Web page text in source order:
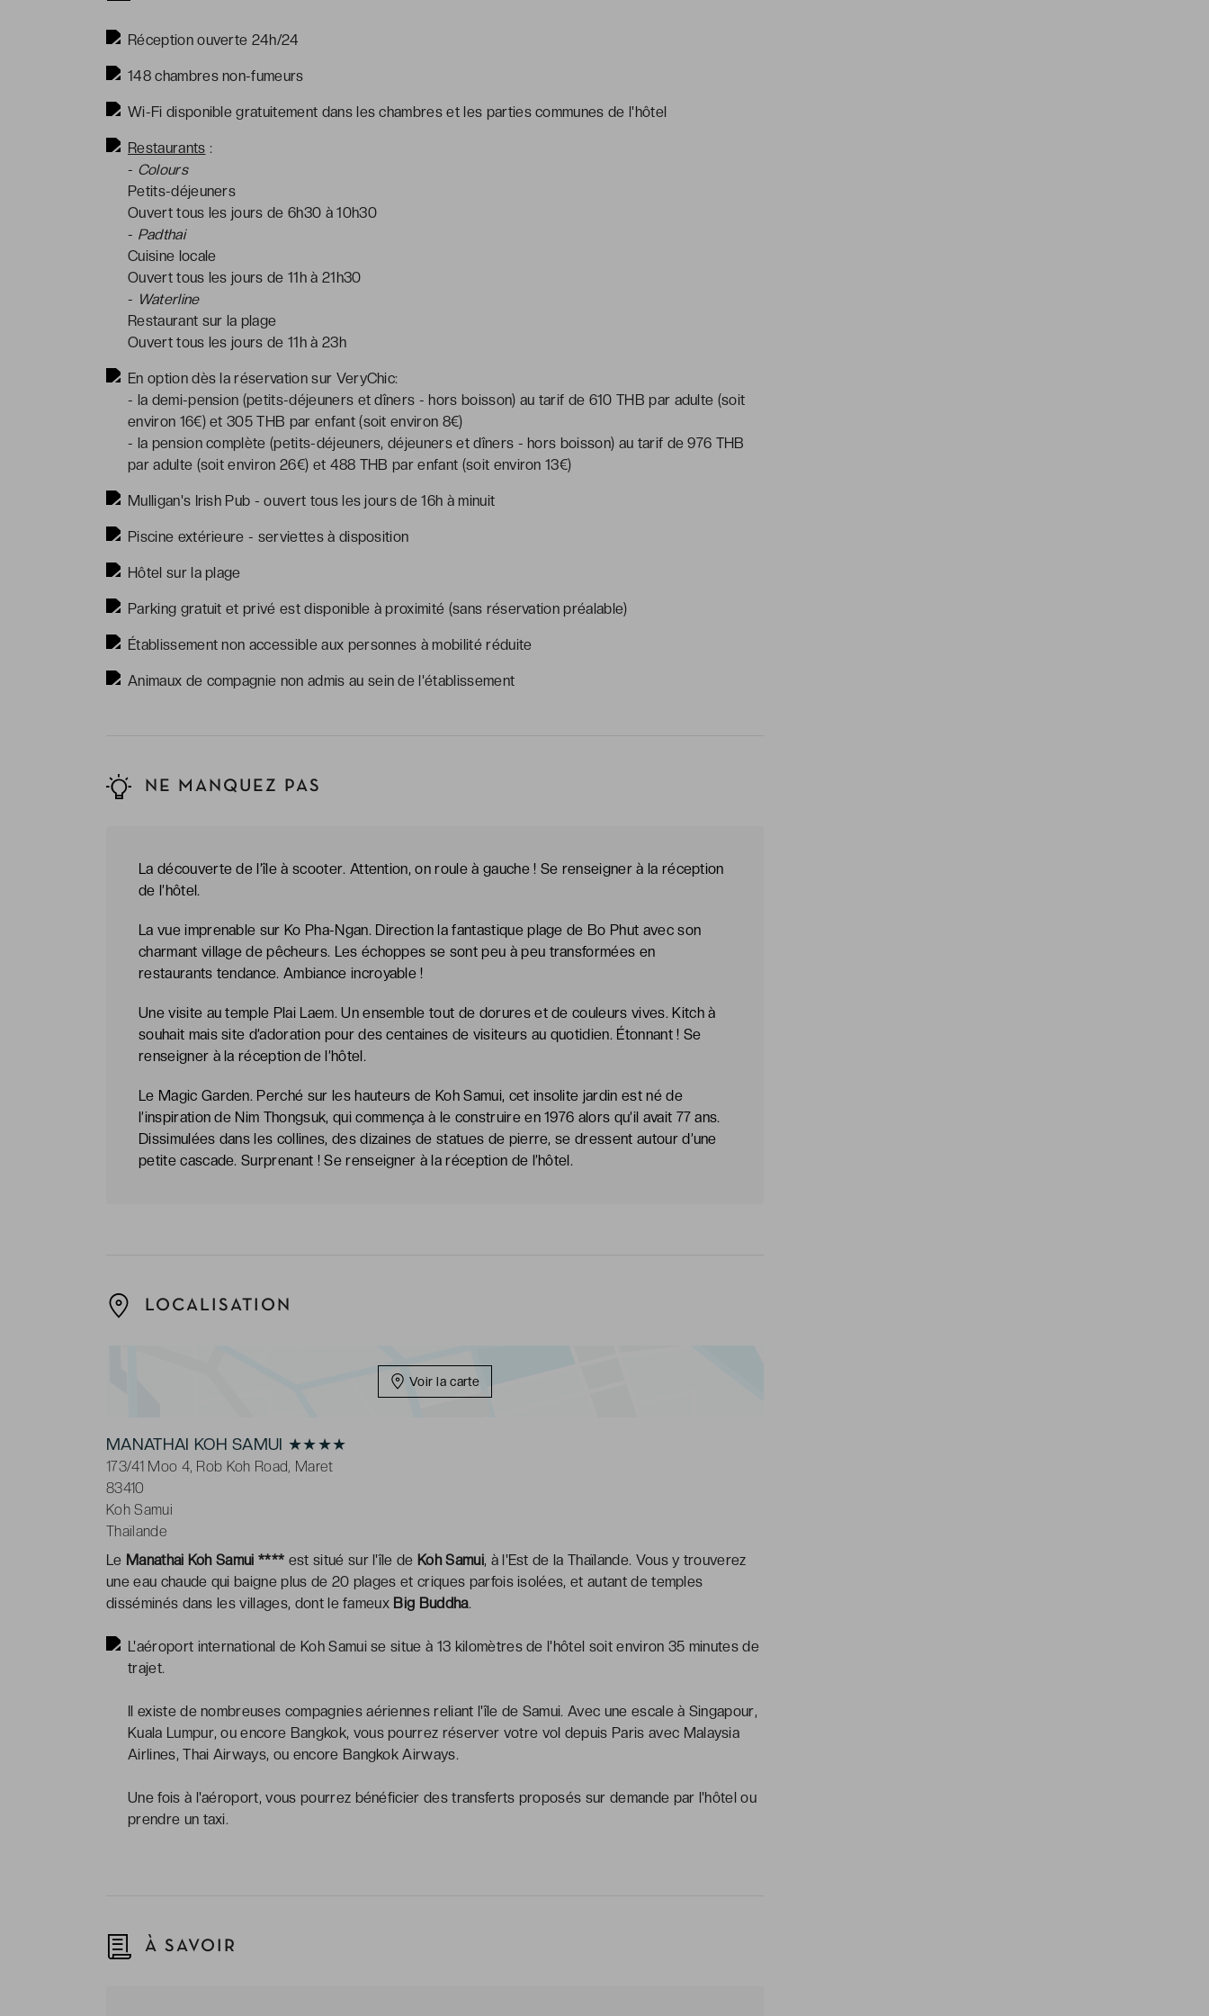
Réception ouverte 24h/24
148 chambres non-fumeurs
Wi-Fi disponible gratuitement dans les chambres et les parties communes de l'hôtel
Restaurants :
- Colours
Petits-déjeuners
Ouvert tous les jours de 6h30 à 10h30
- Padthai
Cuisine locale
Ouvert tous les jours de 11h à 21h30
- Waterline
Restaurant sur la plage
Ouvert tous les jours de 11h à 23h
En option dès la réservation sur VeryChic:
- la demi-pension (petits-déjeuners et dîners - hors boisson) au tarif de 610 THB par adulte (soit
environ 16€) et 305 THB par enfant (soit environ 8€)
- la pension complète (petits-déjeuners, déjeuners et dîners - hors boisson) au tarif de 976 THB
par adulte (soit environ 26€) et 488 THB par enfant (soit environ 13€)
Mulligan's Irish Pub - ouvert tous les jours de 16h à minuit
Piscine extérieure - serviettes à disposition
Hôtel sur la plage
Parking gratuit et privé est disponible à proximité (sans réservation préalable)
Établissement non accessible aux personnes à mobilité réduite
Animaux de compagnie non admis au sein de l'établissement
NE MANQUEZ PAS
La découverte de l’île à scooter. Attention, on roule à gauche ! Se renseigner à la réception
de l’hôtel.
La vue imprenable sur Ko Pha-Ngan. Direction la fantastique plage de Bo Phut avec son
charmant village de pêcheurs. Les échoppes se sont peu à peu transformées en
restaurants tendance. Ambiance incroyable !
Une visite au temple Plai Laem. Un ensemble tout de dorures et de couleurs vives. Kitch à
souhait mais site d’adoration pour des centaines de visiteurs au quotidien. Étonnant ! Se
renseigner à la réception de l’hôtel.
Le Magic Garden. Perché sur les hauteurs de Koh Samui, cet insolite jardin est né de
l’inspiration de Nim Thongsuk, qui commença à le construire en 1976 alors qu’il avait 77 ans.
Dissimulées dans les collines, des dizaines de statues de pierre, se dressent autour d’une
petite cascade. Surprenant ! Se renseigner à la réception de l’hôtel.
LOCALISATION
Voir la carte
MANATHAI KOH SAMUI ★★★★
173/41 Moo 4, Rob Koh Road, Maret
83410
Koh Samui
Thaïlande
Le Manathai Koh Samui **** est situé sur l'île de Koh Samui, à l'Est de la Thaïlande. Vous y trouverez
une eau chaude qui baigne plus de 20 plages et criques parfois isolées, et autant de temples
disséminés dans les villages, dont le fameux Big Buddha.
L'aéroport international de Koh Samui se situe à 13 kilomètres de l'hôtel soit environ 35 minutes de
trajet.
Il existe de nombreuses compagnies aériennes reliant l'île de Samui. Avec une escale à Singapour,
Kuala Lumpur, ou encore Bangkok, vous pourrez réserver votre vol depuis Paris avec Malaysia
Airlines, Thai Airways, ou encore Bangkok Airways.
Une fois à l'aéroport, vous pourrez bénéficier des transferts proposés sur demande par l'hôtel ou
prendre un taxi.
À SAVOIR